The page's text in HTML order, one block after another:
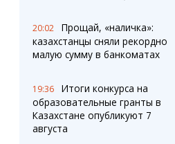
Коллаж недели
Ешкин гороскоп
Медиа
Фото
Видео
20:02
Прощай, «наличка»:
казахстанцы сняли рекордно
малую сумму в банкоматах
19:36
Итоги конкурса на
образовательные гранты в
Казахстане опубликуют 7
августа